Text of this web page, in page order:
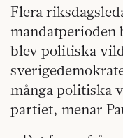
Flera
mandatperioden
blev politiska
många politiska
partiet, menar